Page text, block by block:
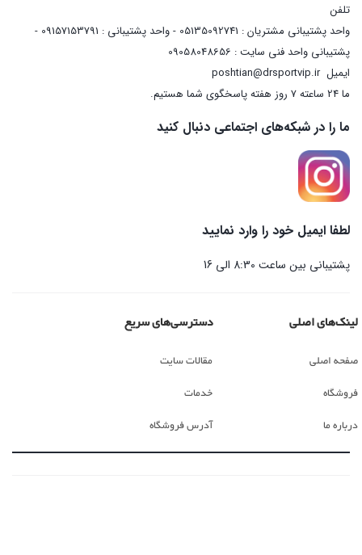
تلفن
واحد پشتیبانی مشتریان : 05135092741 - واحد پشتیبانی : 09157153791 -
پشتیبانی واحد فنی سایت : 09058048656
ایمیلposhtian@drsportvip.ir
ما 24 ساعته 7 روز هفته پاسخگوی شما هستیم.
ما را در شبکه‌های اجتماعی دنبال کنید
لطفا ایمیل خود را وارد نمایید
پشتیبانی بین ساعت 8:30 الی 16
لینک‌های اصلی
صفحه اصلی
فروشگاه
درباره ما
دسترسی‌های سریع
مقالات سایت
خدمات
آدرس فروشگاه